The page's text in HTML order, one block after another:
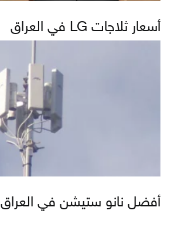
أسعار ثلاجات LG في العراق
أفضل نانو ستيشن في العراق